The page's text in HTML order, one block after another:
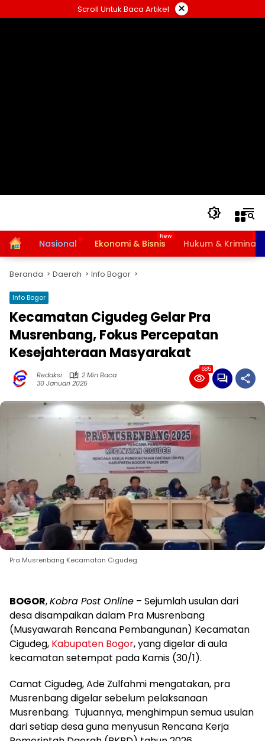
ke
Scroll Untuk Baca Artikel ×
HomeNasional Ekonomi & Bisnis Hukum & Kriminal
Beranda Daerah Info Bogor
Info Bogor
Kecamatan Cigudeg Gelar Pra
Musrenbang, Fokus Percepatan
Kesejahteraan Masyarakat
Redaksi
2 Min Baca
30 Januari 2025
685
Pra Musrenbang Kecamatan Cigudeg.
BOGOR,Kobra Post Online – Sejumlah usulan dari
desa disampaikan dalam Pra Musrenbang
(Musyawarah Rencana Pembangunan) Kecamatan
Cigudeg, Kabupaten Bogor, yang digelar di aula
kecamatan setempat pada Kamis (30/1).
Camat Cigudeg, Ade Zulfahmi mengatakan, pra
Musrenbang digelar sebelum pelaksanaan
Musrenbang. Tujuannya, menghimpun semua usulan
dari setiap desa guna menyusun Rencana Kerja